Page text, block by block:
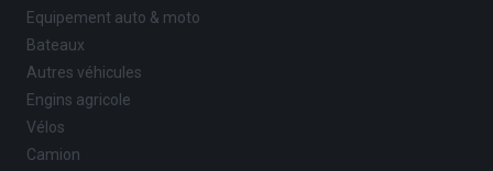
Equipement auto & moto
Bateaux
Autres véhicules
Engins agricole
Vélos
Camion